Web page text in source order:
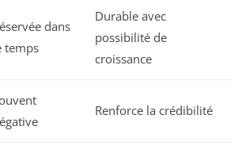
dans
temps
Durable avec
possibilité de
croissance
Renforce la crédibilité